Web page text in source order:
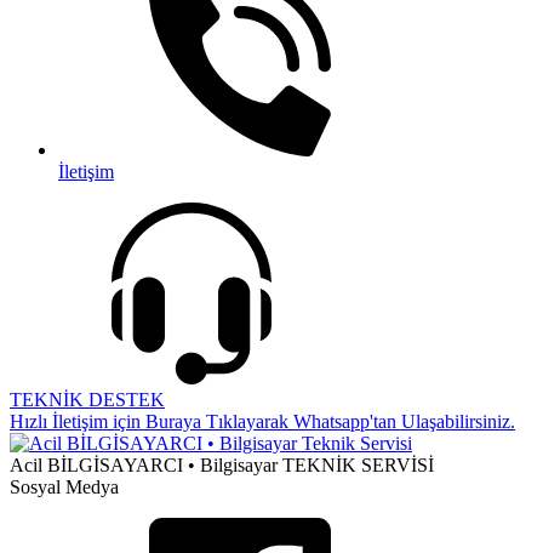
İletişim
TEKNİK DESTEK
Hızlı İletişim için Buraya Tıklayarak Whatsapp'tan Ulaşabilirsiniz.
Acil BİLGİSAYARCI • Bilgisayar TEKNİK SERVİSİ
Sosyal Medya